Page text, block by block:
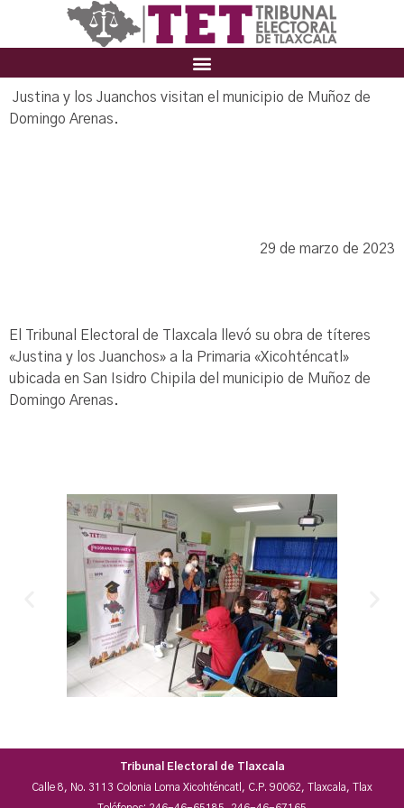
Justina y los Juanchos visitan el municipio de Muñoz de
Domingo Arenas.
29 de marzo de 2023
El Tribunal Electoral de Tlaxcala llevó su obra de títeres
«Justina y los Juanchos» a la Primaria «Xicohténcatl»
ubicada en San Isidro Chipila del municipio de Muñoz de
Domingo Arenas.
Tribunal Electoral de Tlaxcala
Calle 8, No. 3113 Colonia Loma Xicohténcatl, C.P. 90062, Tlaxcala, Tlax